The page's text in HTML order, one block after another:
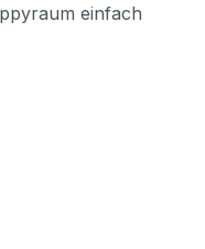
einfach